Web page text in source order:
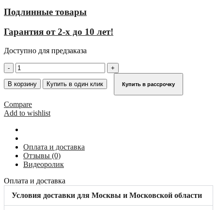
Подлинные товары
Гарантия от 2-х до 10 лет!
Доступно для предзаказа
Количество
товара
Ролик
лестницы
KRAUSE
212740
В корзину Купить в один клик Купить в рассрочку
Compare
Add to wishlist
Оплата и доставка
Отзывы (0)
Видеоролик
Оплата и доставка
Условия доставки для Москвы и Московской области